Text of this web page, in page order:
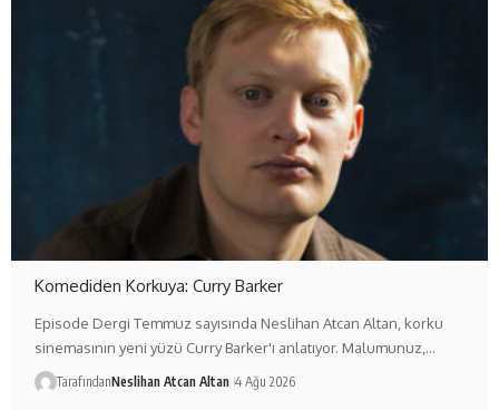
Komediden Korkuya: Curry Barker
Episode Dergi Temmuz sayısında Neslihan Atcan Altan, korku
sinemasının yeni yüzü Curry Barker'ı anlatıyor. Malumunuz,…
TarafındanNeslihan Atcan Altan 4 Ağu 2026